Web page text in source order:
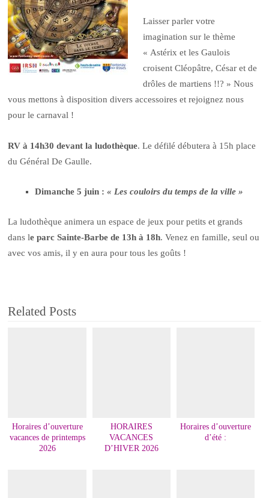
Laisser parler votre
imagination sur le thème
« Astérix et les Gaulois
croisent Cléopâtre, César et de
drôles de martiens !!? » Nous
vous mettons à disposition divers accessoires et rejoignez nous
pour le carnaval !
RV à 14h30 devant la ludothèque. Le défilé débutera à 15h place
du Général De Gaulle.
Dimanche 5 juin :« Les couloirs du temps de la ville »
La ludothèque animera un espace de jeux pour petits et grands
dans le parc Sainte-Barbe de 13h à 18h. Venez en famille, seul ou
avec vos amis, il y en aura pour tous les goûts !
Related Posts
Horaires d’ouverture
vacances de printemps
2026
HORAIRES
VACANCES
D’HIVER 2026
Horaires d’ouverture
d’été :